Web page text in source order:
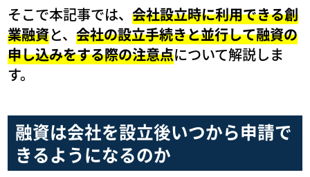
そこで本記事では、会社設立時に利用できる創
業融資と、会社の設立手続きと並行して融資の
申し込みをする際の注意点について解説しま
す。
融資は会社を設立後いつから申請で
きるようになるのか